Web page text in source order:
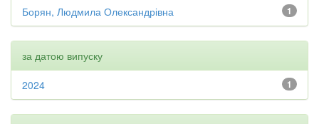
1
Борян, Людмила Олександрівна
за датою випуску
1
2024